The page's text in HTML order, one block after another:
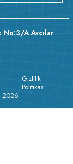
No:3/A Avcılar
Gizlilik
Politikası
2026